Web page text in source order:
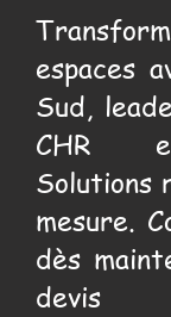
espaces
Sud,
CHR
Solutions
mesure.
dès
devis